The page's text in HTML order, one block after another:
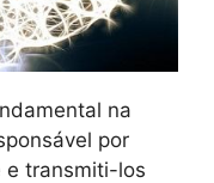
na
por
e transmiti-los